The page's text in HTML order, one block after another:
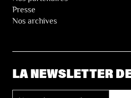
Presse
Nos archives
LA NEWSLETTER